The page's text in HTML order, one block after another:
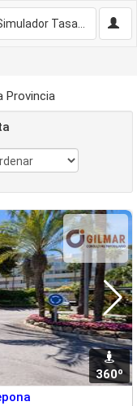
Provincia
360º